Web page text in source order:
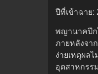
ปีที่เข้าฉาย:
พญานาคปีก
ภายหลังจา
ง่ายเหตุผล
อุตสาหกรร